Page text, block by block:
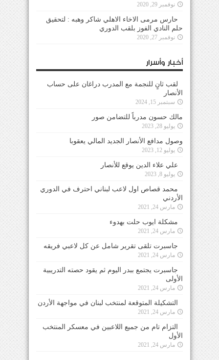
نوفمبر 29, 2020
حارس مرمى الاخاء الاهلي شاكر وهبه : لتحقيق
حلم النادي الفوز بلقب الدوري
نوفمبر 27, 2020
أخبار وأسرار
لقب ثانٍ للنجمة مع المدرب دراغان على حساب
الأنصار
سبتمبر 15, 2024
مالك حسون مدرباً للتضامن صور
يوليو 28, 2023
وصول مدافع الأنصار الجديد المالي يعقوبا
يوليو 12, 2023
علي علاء الدين يوقع للأنصار
يوليو 8, 2023
محمد قصاص اول لاعب لبناني احترف في الدوري
الأردني
مارس 24, 2021
مشكلة ايوب حلت بهدوء
مارس 24, 2021
جاسبرت تلقى تقرير شامل عن كل لاعبي فريقه
مارس 24, 2021
جاسبرت يجتمع ببدر اليوم ثم يقود حصته التدريبية
الأولى
مارس 24, 2021
التشكيلة المتوقعة لمنتخب لبنان في مواجهة الأردن
مارس 24, 2021
التزام تام من جميع اللاعبين في معسكر المنتخب
الأول
مارس 24, 2021